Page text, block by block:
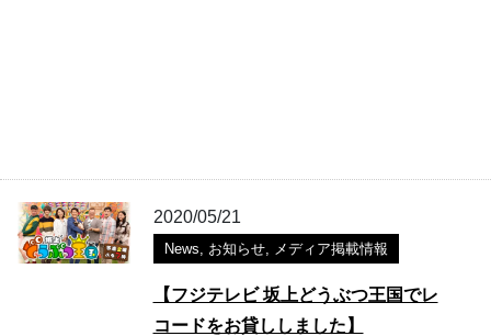
2020/05/21
News, お知らせ, メディア掲載情報
【フジテレビ 坂上どうぶつ王国でレ
コードをお貸ししました】